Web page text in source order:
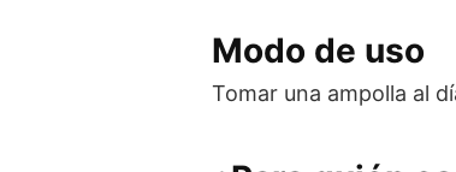
Modo de uso
Tomar una ampolla al